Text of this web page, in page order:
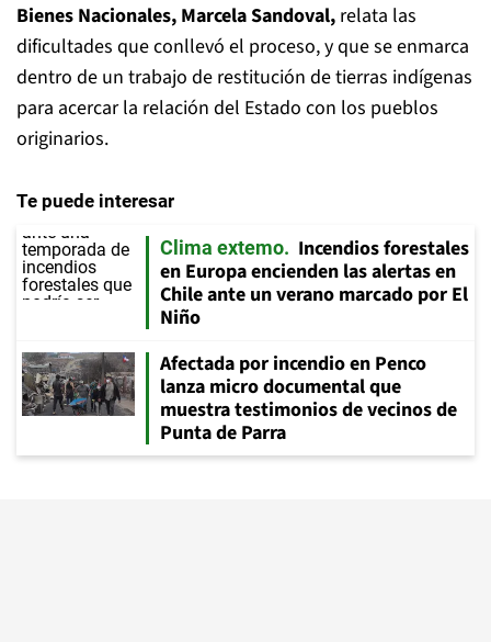
Bienes Nacionales, Marcela Sandoval, relata las
dificultades que conllevó el proceso, y que se enmarca
dentro de un trabajo de restitución de tierras indígenas
para acercar la relación del Estado con los pueblos
originarios.
Te puede interesar
Clima extemo
Incendios forestales
en Europa encienden las alertas en
Chile ante un verano marcado por El
Niño
Afectada por incendio en Penco
lanza micro documental que
muestra testimonios de vecinos de
Punta de Parra